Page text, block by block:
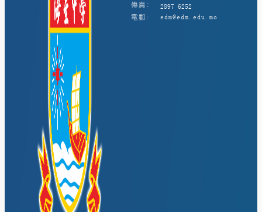
傳真:
2897 6252
電郵:
edm@edm.edu.mo